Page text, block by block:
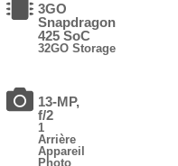
3GO
Snapdragon
425 SoC
32GO Storage
13-MP,
f/2
1
Arrière
Appareil
Photo